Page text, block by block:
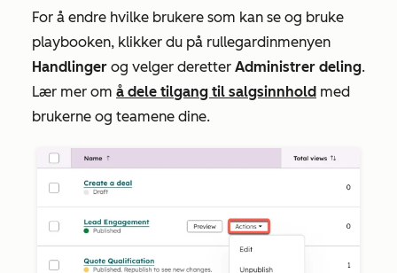
For å endre hvilke brukere som kan se og bruke
playbooken, klikker du på rullegardinmenyen
Handlinger og velger deretter Administrer deling.
Lær mer om å dele tilgang til salgsinnhold med
brukerne og teamene dine.